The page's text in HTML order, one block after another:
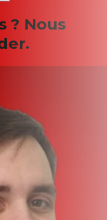
? Nous